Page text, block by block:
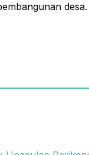
desa.